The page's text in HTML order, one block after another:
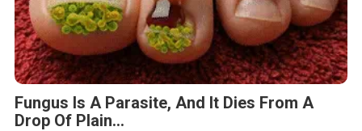
Fungus Is A Parasite, And It Dies From A
Drop Of Plain...